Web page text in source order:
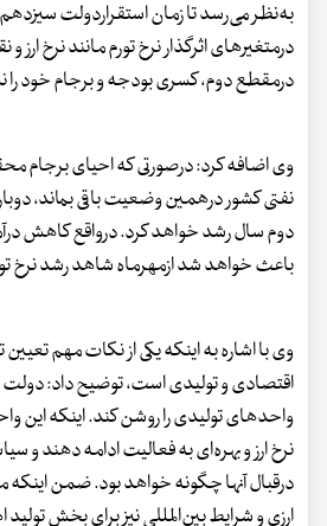
به‌نظر می‌رسد تا زمان استقراردولت
درمتغیرهای اثرگذار نرخ تورم مانند نرخ ارز و
درمقطع دوم، کسری بودجه و برجام خود را
وی اضافه کرد: درصورتی که احیای برجام
نفتی کشور درهمین وضعیت باقی بماند،
دوم سال رشد خواهد کرد. درواقع کاهش
باعث خواهد شد ازمهرماه شاهد رشد نرخ
وی با اشاره به اینکه یکی از نکات مهم
اقتصادی و تولیدی است، توضیح داد:
واحدهای تولیدی را روشن کند. اینکه این
نرخ ارز و بهره‌ای به فعالیت ادامه دهند
درقبال آنها چگونه خواهد بود. ضمن اینکه
ارزی و شرایط بین‌المللی نیز برای بخش